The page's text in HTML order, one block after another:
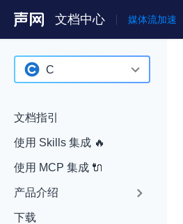
文档中心 媒体流加速
产品
通用文档
Legacy 文档
C
文档指引
使用 Skills 集成 🔥
使用 MCP 集成 🔌
产品介绍
下载